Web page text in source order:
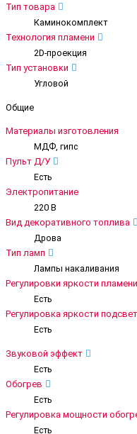
Тип товара
Каминокомплект
Технология пламени
2D-проекция
Тип установки
Угловой
Общие
Материалы изготовления
МДФ, гипс
Пульт Д/У
Есть
Электропитание
220 В
Вид декоративного топлива
Дрова
Тип ламп
Лампы накаливания
Регулировки яркости пламени
Есть
Регулировка яркости
Есть
Звуковой эффект
Есть
Обогрев
Есть
Регулировка мощности
Есть